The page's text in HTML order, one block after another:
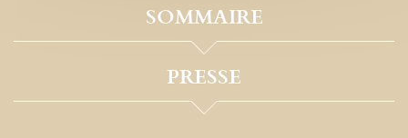
SOMMAIRE
PRESSE